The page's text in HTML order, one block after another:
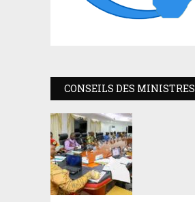
CONSEILS DES MINISTRES